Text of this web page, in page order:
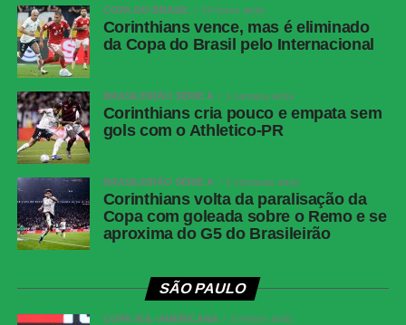
Twitter
Messenger
LinkedIn
Share
COPA DO BRASIL 19 horas atrás
Corinthians vence, mas é eliminado
da Copa do Brasil pelo Internacional
BRASILEIRÃO SÉRIE A 1 semana atrás
Corinthians cria pouco e empata sem
gols com o Athletico-PR
BRASILEIRÃO SÉRIE A 2 semanas atrás
Corinthians volta da paralisação da
Copa com goleada sobre o Remo e se
aproxima do G5 do Brasileirão
SÃO PAULO
COPA SUL-AMERICANA 2 meses atrás